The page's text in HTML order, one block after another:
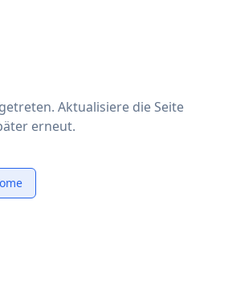
Aktualisiere die Seite
erneut.